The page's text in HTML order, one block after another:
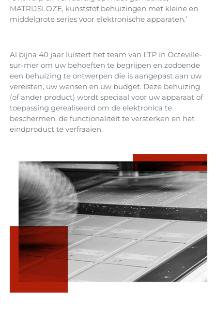
MATRIJSLOZE, kunststof behuizingen met kleine en
middelgrote series voor elektronische apparaten.’
Al bijna 40 jaar luistert het team van LTP in Octeville-
sur-mer om uw behoeften te begrijpen en zodoende
een behuizing te ontwerpen die is aangepast aan uw
vereisten, uw wensen en uw budget. Deze behuizing
(of ander product) wordt speciaal voor uw apparaat of
toepassing gerealiseerd om de elektronica te
beschermen, de functionaliteit te versterken en het
eindproduct te verfraaien.